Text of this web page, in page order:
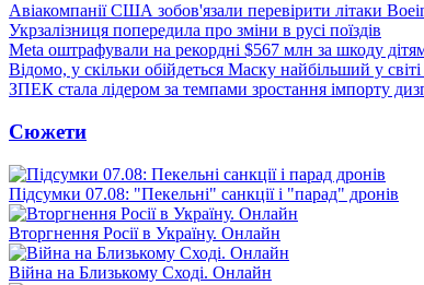
Авіакомпанії США зобов'язали перевірити літаки
Укрзалізниця попередила про зміни в русі поїздів
Meta оштрафували на рекордні $567 млн за шкоду
Відомо, у скільки обійдеться Маску найбільший у світі
ЗПЕК стала лідером за темпами зростання імпорту
Сюжети
Підсумки 07.08: "Пекельні" санкції і "парад" дронів
Вторгнення Росії в Україну. Онлайн
Війна на Близькому Сході. Онлайн